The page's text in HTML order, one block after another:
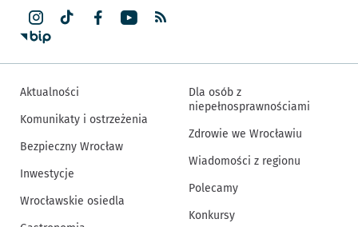
Aktualności
Komunikaty i ostrzeżenia
Bezpieczny Wrocław
Inwestycje
Wrocławskie osiedla
Dla osób z
niepełnosprawnościami
Zdrowie we Wrocławiu
Wiadomości z regionu
Polecamy
Konkursy